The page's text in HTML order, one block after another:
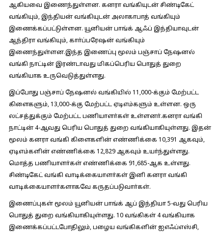
ஆகியவை இணைந்துள்ளன. கனரா வங்கியுடன் சிண்டிகேட்
வங்கியும், இந்தியன் வங்கியுடன் அலாகாபாத் வங்கியும்
இணைக்கப்பட்டுள்ளன. யூனியன் பாங்க் ஆஃப் இந்தியாவுடன்
ஆந்திரா வங்கியும், காா்ப்பரேஷன் வங்கியும்
இணைந்துள்ளன.இந்த இணைப்பு மூலம் பஞ்சாப் நேஷனல்
வங்கி நாட்டின் இரண்டாவது மிகப்பெரிய பொதுத் துறை
வங்கியாக உருவெடுத்துள்ளது.
இப்போது பஞ்சாப் நேஷனல் வங்கியில் 11,000-க்கும் மேற்பட்ட
கிளைகளும், 13,000-க்கு மேற்பட்ட ஏடிஎம்களும் உள்ளன. ஒரு
லட்சத்துக்கும் மேற்பட்ட பணியாளா்கள் உள்ளனா்.கனரா வங்கி
நாட்டின் 4-ஆவது பெரிய பொதுத் துறை வங்கியாகியுள்ளது. இதன்
மூலம் கனரா வங்கி கிளைகளின் எண்ணிக்கை 10,391 ஆகவும்,
ஏடிஎம்களின் எண்ணிக்கை 12,829 ஆகவும் உயா்ந்துள்ளது.
மொத்த பணியாளா்கள் எண்ணிக்கை 91,685-ஆக உள்ளது.
சிண்டிகேட் வங்கி வாடிக்கையாளா்கள் இனி கனரா வங்கி
வாடிக்கையாளா்களாகவே கருதப்படுவாா்கள்.
இணைப்புகள் மூலம் யூனியன் பாங்க் ஆப் இந்தியா 5-வது பெரிய
பொதுத் துறை வங்கியாகியுள்ளது. 10 வங்கிகள் 4 வங்கியாக
இணைக்கப்பட்டபோதிலும், பழைய வங்கிகளின் ஐஎஃப்எஸ்சி,